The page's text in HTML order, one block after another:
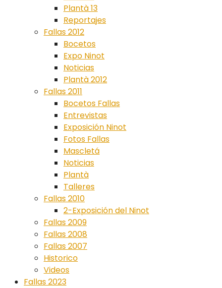
Plantà 13
Reportajes
Fallas 2012
Bocetos
Expo Ninot
Noticias
Plantà 2012
Fallas 2011
Bocetos Fallas
Entrevistas
Exposición Ninot
Fotos Fallas
Mascletá
Noticias
Plantà
Talleres
Fallas 2010
2-Exposición del Ninot
Fallas 2009
Fallas 2008
Fallas 2007
Historico
Videos
Fallas 2023